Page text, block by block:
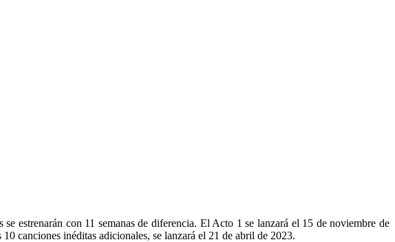
estrenarán con 11 semanas de diferencia. El Acto 1 se lanzará el 15 de noviembre de
canciones inéditas adicionales, se lanzará el 21 de abril de 2023.